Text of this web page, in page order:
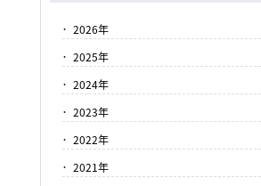
2026年
2025年
2024年
2023年
2022年
2021年